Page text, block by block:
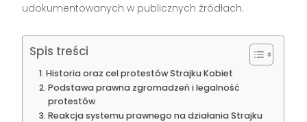
udokumentowanych w publicznych źródłach.
Spis treści
Historia oraz cel protestów Strajku Kobiet
Podstawa prawna zgromadzeń i legalność
protestów
Reakcja systemu prawnego na działania Strajku